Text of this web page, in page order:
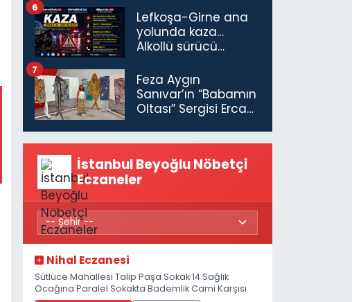
Lefkoşa-Girne ana
yolunda kaza…
Alkollü sürücü
6
Feza Aygın
Sanıvar’ın “Babamın
Oltası” Sergisi Ercan
7
İstanbul Beyoğlu Nöbetçi
Eczaneler
Nihal Eczanesi
Sütlüce Mahallesi Talip Paşa Sokak 14 Sağlık
Ocağına Paralel Sokakta Bademlik Cami Karşısı